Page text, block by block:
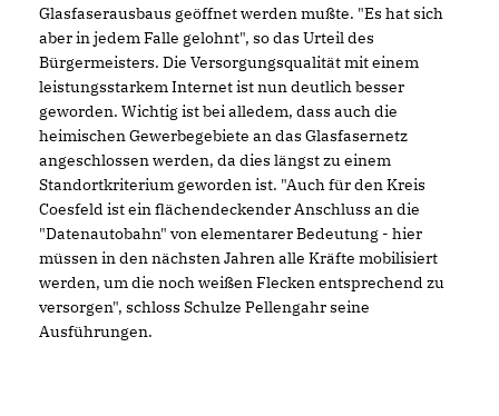
Glasfaserausbaus geöffnet werden mußte. "Es hat sich
aber in jedem Falle gelohnt", so das Urteil des
Bürgermeisters. Die Versorgungsqualität mit einem
leistungsstarkem Internet ist nun deutlich besser
geworden. Wichtig ist bei alledem, dass auch die
heimischen Gewerbegebiete an das Glasfasernetz
angeschlossen werden, da dies längst zu einem
Standortkriterium geworden ist. "Auch für den Kreis
Coesfeld ist ein flächendeckender Anschluss an die
"Datenautobahn" von elementarer Bedeutung - hier
müssen in den nächsten Jahren alle Kräfte mobilisiert
werden, um die noch weißen Flecken entsprechend zu
versorgen", schloss Schulze Pellengahr seine
Ausführungen.